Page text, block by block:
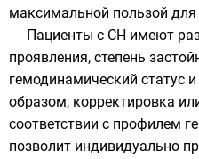
максимальной пользой для
Пациенты с СН имеют
проявления, степень
гемодинамический статус
образом, корректировка
соответствии с профилем
позволит индивидуально